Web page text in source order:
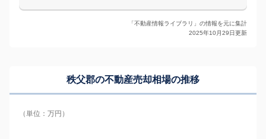
「不動産情報ライブラリ」の情報を元に集計
2025年10月29日更新
秩父郡の不動産売却相場の推移
（単位：万円）